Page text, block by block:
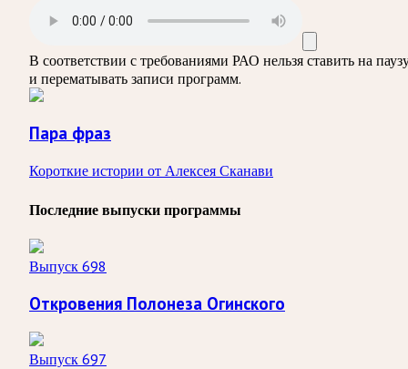
В соответствии с требованиями РАО нельзя ставить на
и перематывать записи программ.
Пара фраз
Короткие истории от Алексея Сканави
Последние выпуски программы
Выпуск 698
Откровения Полонеза Огинского
Выпуск 697